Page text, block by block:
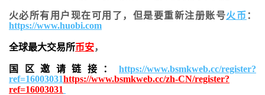
火必所有用户现在可用了，但是要重新注册账号火币 ：
https://www.huobi.com
全球最大交易所币安，
国区邀请链接： https://www.bsmkweb.cc/register?
ref=16003031https://www.bsmkweb.cc/zh-CN/register?
ref=16003031